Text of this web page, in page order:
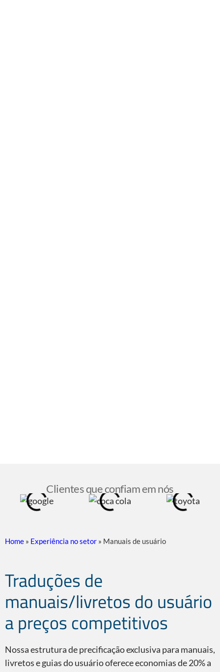
Clientes que confiam em nós
Home » Experiência no setor » Manuais de usuário
Traduções de
manuais/livretos do usuário
a preços competitivos
Nossa estrutura de precificação exclusiva para manuais,
livretos e guias do usuário oferece economias de 20% a